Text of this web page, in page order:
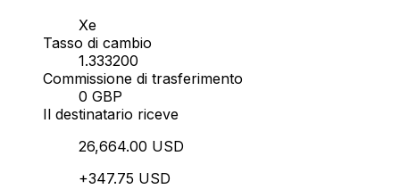
Xe
Tasso di cambio
1.333200
Commissione di trasferimento
0 GBP
Il destinatario riceve
26,664.00 USD
+347.75 USD